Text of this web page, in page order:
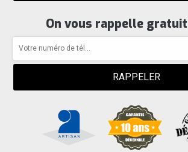
On vous rappelle